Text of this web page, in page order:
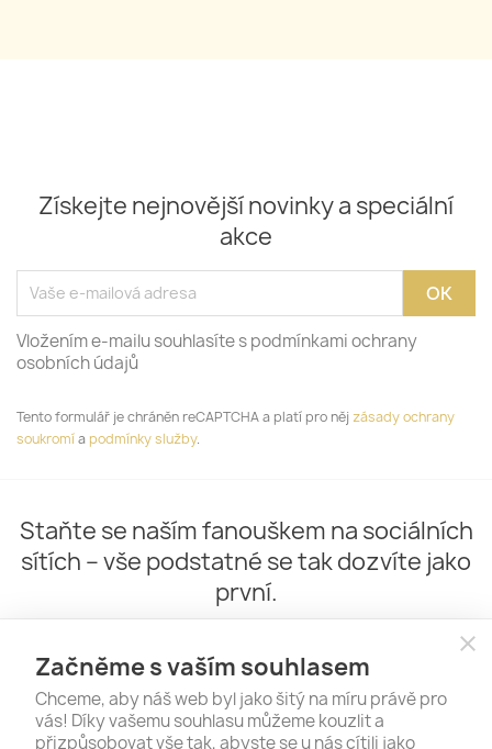
Získejte nejnovější novinky a speciální
akce
Vložením e-mailu souhlasíte s podmínkami ochrany
osobních údajů
Tento formulář je chráněn reCAPTCHA a platí pro něj zásady ochrany
soukromía podmínky služby.
Staňte se naším fanouškem na sociálních
sítích – vše podstatné se tak dozvíte jako
první.
close
Začněme s vaším souhlasem
Chceme, aby náš web byl jako šitý na míru právě pro
vás! Díky vašemu souhlasu můžeme kouzlit a
přizpůsobovat vše tak, abyste se u nás cítili jako